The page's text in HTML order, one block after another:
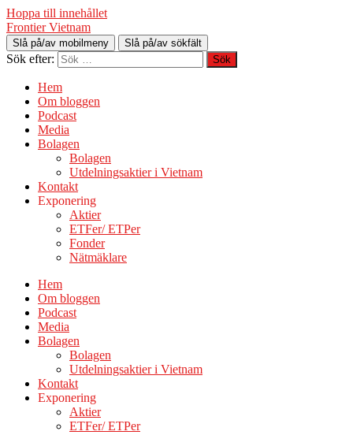
Hoppa till innehållet
Frontier Vietnam
Slå på/av mobilmeny Slå på/av sökfält
Sök efter:
Hem
Om bloggen
Podcast
Media
Bolagen
Bolagen
Utdelningsaktier i Vietnam
Kontakt
Exponering
Aktier
ETFer/ ETPer
Fonder
Nätmäklare
Hem
Om bloggen
Podcast
Media
Bolagen
Bolagen
Utdelningsaktier i Vietnam
Kontakt
Exponering
Aktier
ETFer/ ETPer